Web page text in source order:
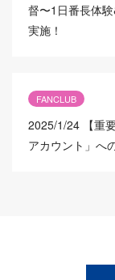
督〜1日番長体
実施！
FANCLUB
2025/1/24 【重
アカウント」へ